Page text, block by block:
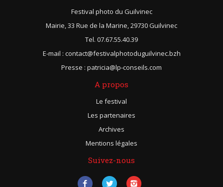
Festival photo du Guilvinec
Mairie, 33 Rue de la Marine, 29730 Guilvinec
Tel. 07.67.55.40.39
E-mail : contact@festivalphotoduguilvinec.bzh
Presse : patricia@lp-conseils.com
A propos
Le festival
Les partenaires
Archives
Mentions légales
Suivez-nous